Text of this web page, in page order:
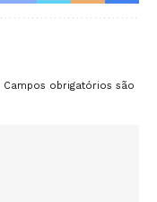
Campos obrigatórios são